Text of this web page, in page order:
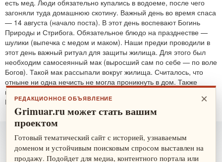
есть мед. Люди обязательно купались в водоеме, после чего
загоняли туда домашнюю скотину. Важный день во время спаса
— 14 августа (начало поста). В этот день воспевают Богинь
Природы и Стрибога. Обязательное блюдо на празднестве —
шулики (выпечка с медом и маком). Наши предки проводили в
этот день важный ритуал для защиты жилища. Для этого был
необходим самосеянный мак (выросший сам по себе — по воле
Богов). Такой мак рассыпали вокруг жилища. Считалось, что
отныне ни одна нечисть не могла проникнуть в дом. Также
проводятся обряды для защиты от злобных духов.
По теме:защитные ритуалы ×
РЕДАКЦИОННОЕ ОБЪЯВЛЕНИЕ
Grimuar.ru может стать вашим
проектом
Готовый тематический сайт с историей, узнаваемым
доменом и устойчивым поисковым спросом выставлен на
продажу. Подойдет для медиа, контентного портала или